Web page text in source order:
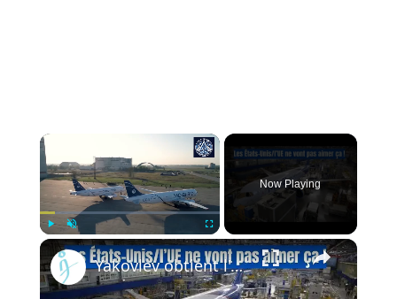
Unmute Fullscreen
Now Playing
Yakovlev obtient l'approbation pour la production du MC-21 : et maintenant ?